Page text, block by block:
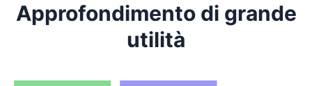
Approfondimento di grande
utilità